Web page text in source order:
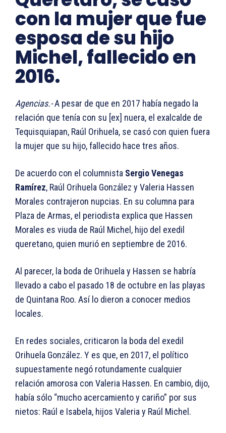
con la mujer que fue
esposa de su hijo
Michel, fallecido en
2016.
Agencias.-A pesar de que en 2017 había negado la
relación que tenía con su [ex] nuera, el exalcalde de
Tequisquiapan, Raúl Orihuela, se casó con quien fuera
la mujer que su hijo, fallecido hace tres años.
De acuerdo con el columnista Sergio Venegas
Ramírez, Raúl Orihuela González y Valeria Hassen
Morales contrajeron nupcias. En su columna para
Plaza de Armas, el periodista explica que Hassen
Morales es viuda de Raúl Michel, hijo del exedil
queretano, quien murió en septiembre de 2016.
Al parecer, la boda de Orihuela y Hassen se habría
llevado a cabo el pasado 18 de octubre en las playas
de Quintana Roo. Así lo dieron a conocer medios
locales.
En redes sociales, criticaron la boda del exedil
Orihuela González. Y es que, en 2017, el político
supuestamente negó rotundamente cualquier
relación amorosa con Valeria Hassen. En cambio, dijo,
había sólo “mucho acercamiento y cariño” por sus
nietos: Raúl e Isabela, hijos Valeria y Raúl Michel.